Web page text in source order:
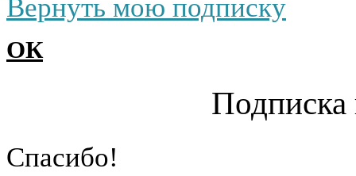
Вернуть мою подписку
ОК
Подписка
Cпасибо!